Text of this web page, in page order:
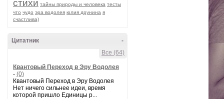
стихи тайны природы и человека тесты
что чудо эра водолея юлия друнина я
счастлива)
-
Цитатник
Все (64)
Квантовый Переход в Эру Водолея
- (0)
Квантовый Переход в Эру Водолея
Нет ничего сильнее идеи, время
которой пришло Единицы р...